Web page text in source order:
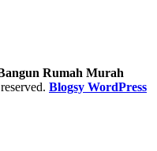
Rumah Murah
Blogsy WordPress